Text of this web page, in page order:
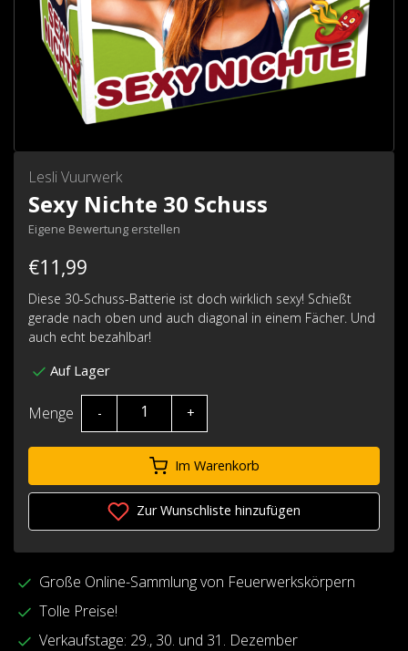
Lesli Vuurwerk
Sexy Nichte 30 Schuss
Eigene Bewertung erstellen
€11,99
Diese 30-Schuss-Batterie ist doch wirklich sexy! Schießt
gerade nach oben und auch diagonal in einem Fächer. Und
auch echt bezahlbar!
Auf Lager
Menge - +
Im Warenkorb
Zur Wunschliste hinzufügen
Große Online-Sammlung von Feuerwerkskörpern
Tolle Preise!
Verkaufstage: 29., 30. und 31. Dezember